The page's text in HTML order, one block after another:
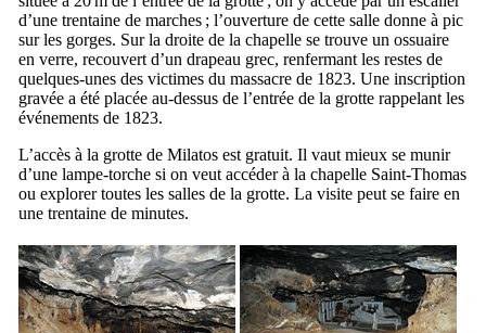
d’une trentaine de marches ; l’ouverture de cette salle donne à pic
sur les gorges. Sur la droite de la chapelle se trouve un ossuaire
en verre, recouvert d’un drapeau grec, renfermant les restes de
quelques-unes des victimes du massacre de 1823. Une inscription
gravée a été placée au-dessus de l’entrée de la grotte rappelant les
événements de 1823.
L’accès à la grotte de Milatos est gratuit. Il vaut mieux se munir
d’une lampe-torche si on veut accéder à la chapelle Saint-Thomas
ou explorer toutes les salles de la grotte. La visite peut se faire en
une trentaine de minutes.